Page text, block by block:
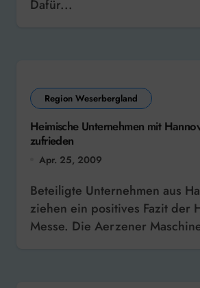
Dafür...
Region Weserbergland
Heimische Unternehmen mit
zufrieden
Apr. 25, 2009
Beteiligte Unternehmen aus Hameln-Pyrmont
ziehen ein positives Fazit der
Messe. Die Aerzener